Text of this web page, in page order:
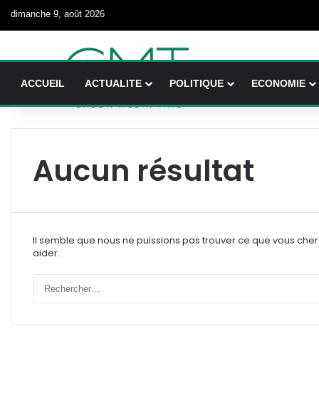
dimanche 9, août 2026
ACCUEIL ACTUALITE POLITIQUE ECONOMIE
Aucun résultat
Il semble que nous ne puissions pas trouver ce que vous
aider.